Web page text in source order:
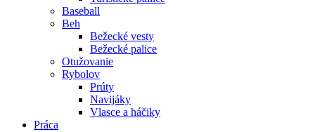
Baseball
Beh
Bežecké vesty
Bežecké palice
Otužovanie
Rybolov
Prúty
Navijáky
Vlasce a háčiky
Práca